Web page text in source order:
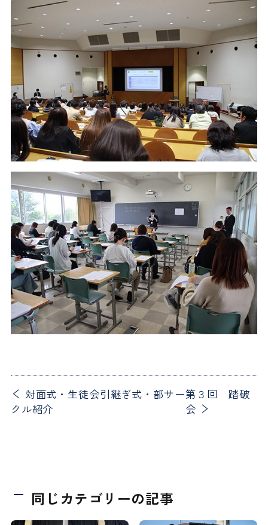
対面式・生徒会引継ぎ式・部サー
クル紹介
第３回 踏破
会
同じカテゴリーの記事